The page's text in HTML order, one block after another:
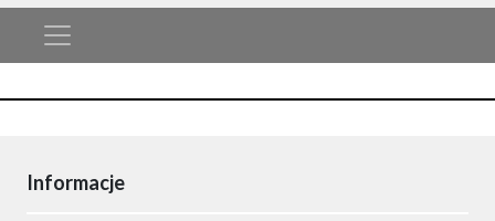
Informacje